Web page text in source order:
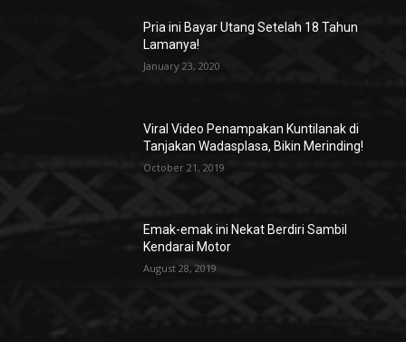
Pria ini Bayar Utang Setelah 18 Tahun
Lamanya!
January 23, 2020
Viral Video Penampakan Kuntilanak di
Tanjakan Wadasplasa, Bikin Merinding!
October 21, 2019
Emak-emak ini Nekat Berdiri Sambil
Kendarai Motor
August 28, 2019